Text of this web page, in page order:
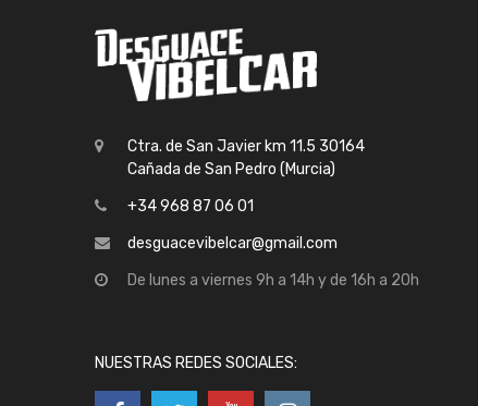
Ctra. de San Javier km 11.5 30164
Cañada de San Pedro (Murcia)
+34 968 87 06 01
desguacevibelcar@gmail.com
De lunes a viernes 9h a 14h y de 16h a 20h
NUESTRAS REDES SOCIALES: